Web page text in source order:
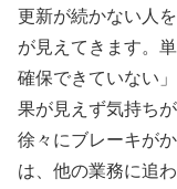
更新が続かない人
が見えてきます。
確保できていない
果が見えず気持ち
徐々にブレーキが
は、他の業務に追